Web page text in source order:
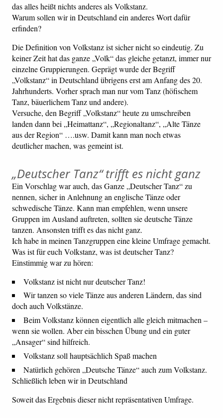
das alles heißt nichts anderes als Volkstanz.
Warum sollen wir in Deutschland ein anderes Wort dafür
erfinden?
Die Definition von Volkstanz ist sicher nicht so eindeutig. Zu
keiner Zeit hat das ganze „Volk“ das gleiche getanzt, immer nur
einzelne Gruppierungen. Geprägt wurde der Begriff
„Volkstanz“ in Deutschland übrigens erst am Anfang des 20.
Jahrhunderts. Vorher sprach man nur vom Tanz (höfischem
Tanz, bäuerlichem Tanz und andere).
Versuche, den Begriff „Volkstanz“ heute zu umschreiben
landen dann bei „Heimattanz“, „Regionaltanz“, „Alte Tänze
aus der Region“ ….usw. Damit kann man noch etwas
deutlicher machen, was gemeint ist.
„Deutscher Tanz“ trifft es nicht ganz
Ein Vorschlag war auch, das Ganze „Deutscher Tanz“ zu
nennen, sicher in Anlehnung an englische Tänze oder
schwedische Tänze. Kann man empfehlen, wenn unsere
Gruppen im Ausland auftreten, sollten sie deutsche Tänze
tanzen. Ansonsten trifft es das nicht ganz.
Ich habe in meinen Tanzgruppen eine kleine Umfrage gemacht.
Was ist für euch Volkstanz, was ist deutscher Tanz?
Einstimmig war zu hören:
Volkstanz ist nicht nur deutscher Tanz!
Wir tanzen so viele Tänze aus anderen Ländern, das sind
doch auch Volkstänze.
Beim Volkstanz können eigentlich alle gleich mitmachen –
wenn sie wollen. Aber ein bisschen Übung und ein guter
„Ansager“ sind hilfreich.
Volkstanz soll hauptsächlich Spaß machen
Natürlich gehören „Deutsche Tänze“ auch zum Volkstanz.
Schließlich leben wir in Deutschland
Soweit das Ergebnis dieser nicht repräsentativen Umfrage.